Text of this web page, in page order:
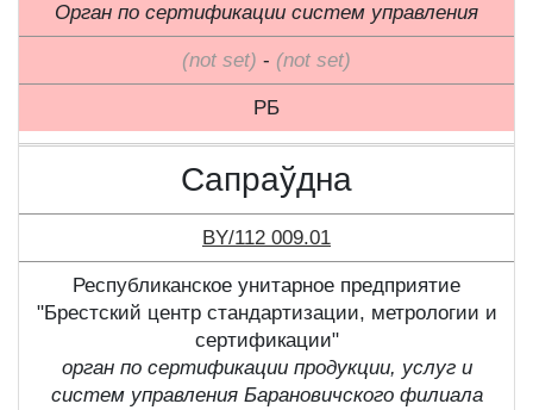
Орган по сертификации систем управления
(not set) - (not set)
РБ
Сапраўдна
BY/112 009.01
Республиканское унитарное предприятие
"Брестский центр стандартизации, метрологии и
сертификации"
орган по сертификации продукции, услуг и
систем управления Барановичского филиала